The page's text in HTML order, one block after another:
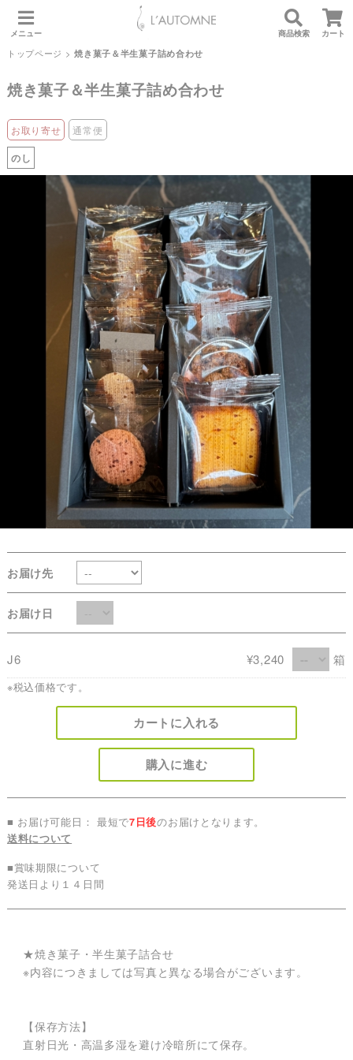
メニュー 商品検索 カート
トップページ >焼き菓子＆半生菓子詰め合わせ
焼き菓子＆半生菓子詰め合わせ
お取り寄せ 通常便
のし
お届け先
お届け日
J6 ¥3,240 箱
※税込価格です。
カートに入れる
購入に進む
■ お届け可能日： 最短で7日後のお届けとなります。
送料について
■賞味期限について
発送日より１４日間
★焼き菓子・半生菓子詰合せ
※内容につきましては写真と異なる場合がございます。
【保存方法】
直射日光・高温多湿を避け冷暗所にて保存。